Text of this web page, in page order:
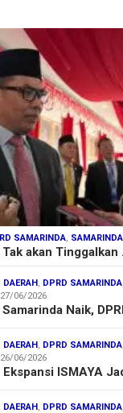
SAMARINDA, SAMARINDA
akan Tinggalkan
DAERAH, DPRD SAMARINDA
27/06/2026
Naik,
DAERAH, DPRD SAMARINDA
26/06/2026
Ekspansi ISMAYA
DAERAH, DPRD SAMARINDA